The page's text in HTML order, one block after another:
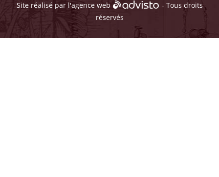
Site réalisé par l'agence web
- Tous droits
réservés